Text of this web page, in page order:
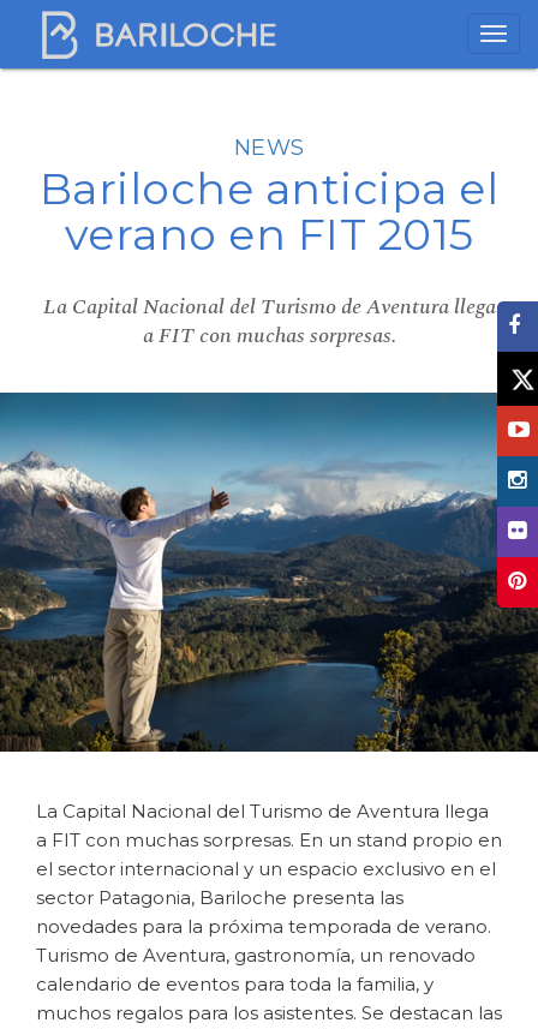
NEWS
Bariloche anticipa el
verano en FIT 2015
La Capital Nacional del Turismo de Aventura llega
a FIT con muchas sorpresas.
La Capital Nacional del Turismo de Aventura llega
a FIT con muchas sorpresas. En un stand propio en
el sector internacional y un espacio exclusivo en el
sector Patagonia, Bariloche presenta las
novedades para la próxima temporada de verano.
Turismo de Aventura, gastronomía, un renovado
calendario de eventos para toda la familia, y
muchos regalos para los asistentes. Se destacan las